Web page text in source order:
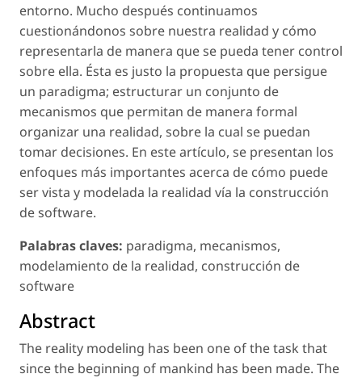
entorno. Mucho después continuamos
cuestionándonos sobre nuestra realidad y cómo
representarla de manera que se pueda tener control
sobre ella. Ésta es justo la propuesta que persigue
un paradigma; estructurar un conjunto de
mecanismos que permitan de manera formal
organizar una realidad, sobre la cual se puedan
tomar decisiones. En este artículo, se presentan los
enfoques más importantes acerca de cómo puede
ser vista y modelada la realidad vía la construcción
de software.
Palabras claves: paradigma, mecanismos,
modelamiento de la realidad, construcción de
software
Abstract
The reality modeling has been one of the task that
since the beginning of mankind has been made. The